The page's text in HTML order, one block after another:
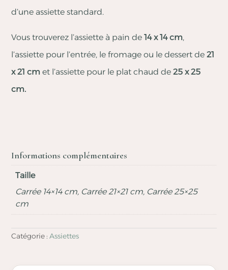
d’une assiette standard.
Vous trouverez l’assiette à pain de14 x 14 cm,
l’assiette pour l’entrée, le fromage ou le dessert de21
x 21 cm et l’assiette pour le plat chaud de25 x 25
cm.
Informations complémentaires
Taille
Carrée 14×14 cm, Carrée 21×21 cm, Carrée 25×25
cm
Catégorie :Assiettes